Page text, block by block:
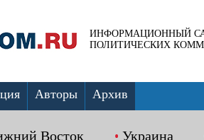
ИНФОРМАЦИОННЫЙ
ПОЛИТИЧЕСКИХ
Авторы Архив
Восток Украина